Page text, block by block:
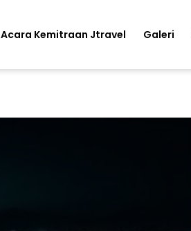
Acara Kemitraan Jtravel Galeri